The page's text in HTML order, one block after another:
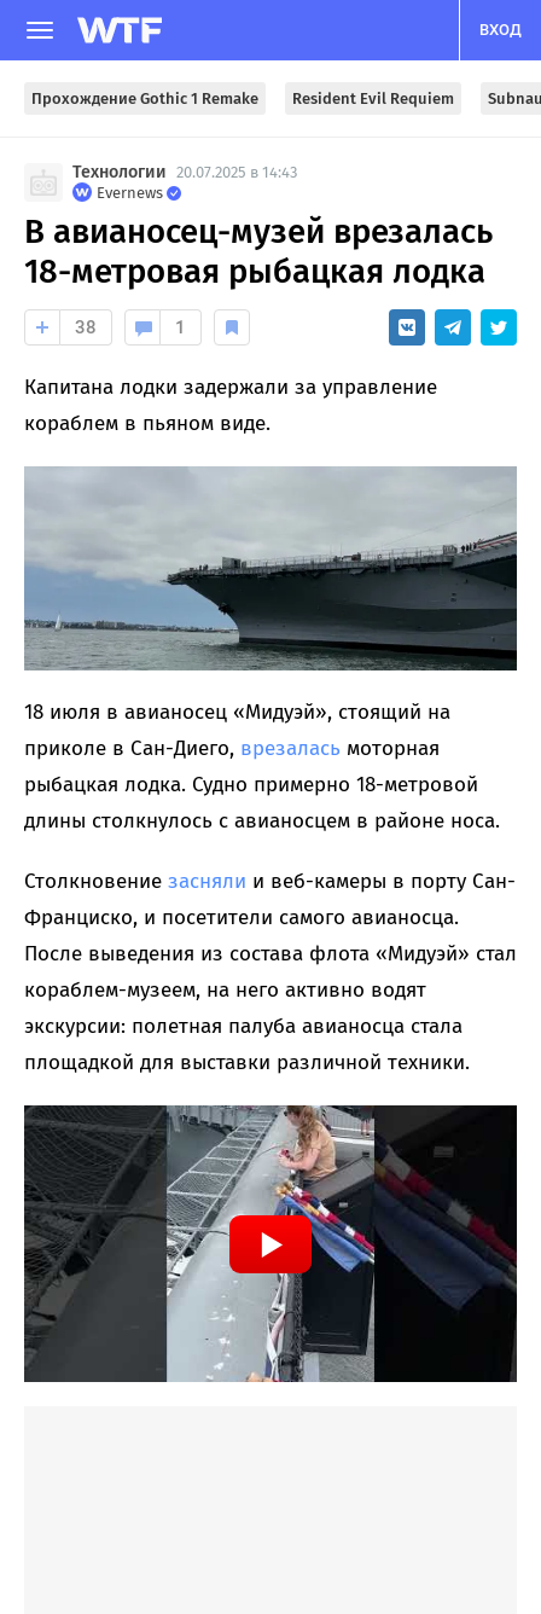
ВХОД
Прохождение Gothic 1 Remake Resident Evil Requiem
Технологии 20.07.2025 в 14:43
Evernews
В авианосец-музей врезалась
18-метровая рыбацкая лодка
38 1
Капитана лодки задержали за управление
кораблем в пьяном виде.
18 июля в авианосец «Мидуэй», стоящий на
приколе в Сан-Диего, врезалась моторная
рыбацкая лодка. Судно примерно 18-метровой
длины столкнулось с авианосцем в районе носа.
Столкновение засняли и веб-камеры в порту Сан-
Франциско, и посетители самого авианосца.
После выведения из состава флота «Мидуэй» стал
кораблем-музеем, на него активно водят
экскурсии: полетная палуба авианосца стала
площадкой для выставки различной техники.